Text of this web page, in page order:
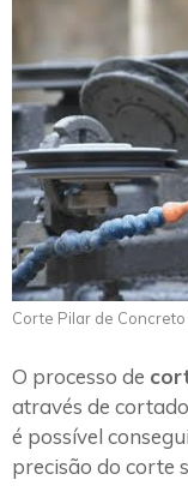
Corte Pilar de
O processo de
através de
é possível
precisão do corte